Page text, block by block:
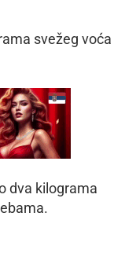
svežeg voća
dva kilograma